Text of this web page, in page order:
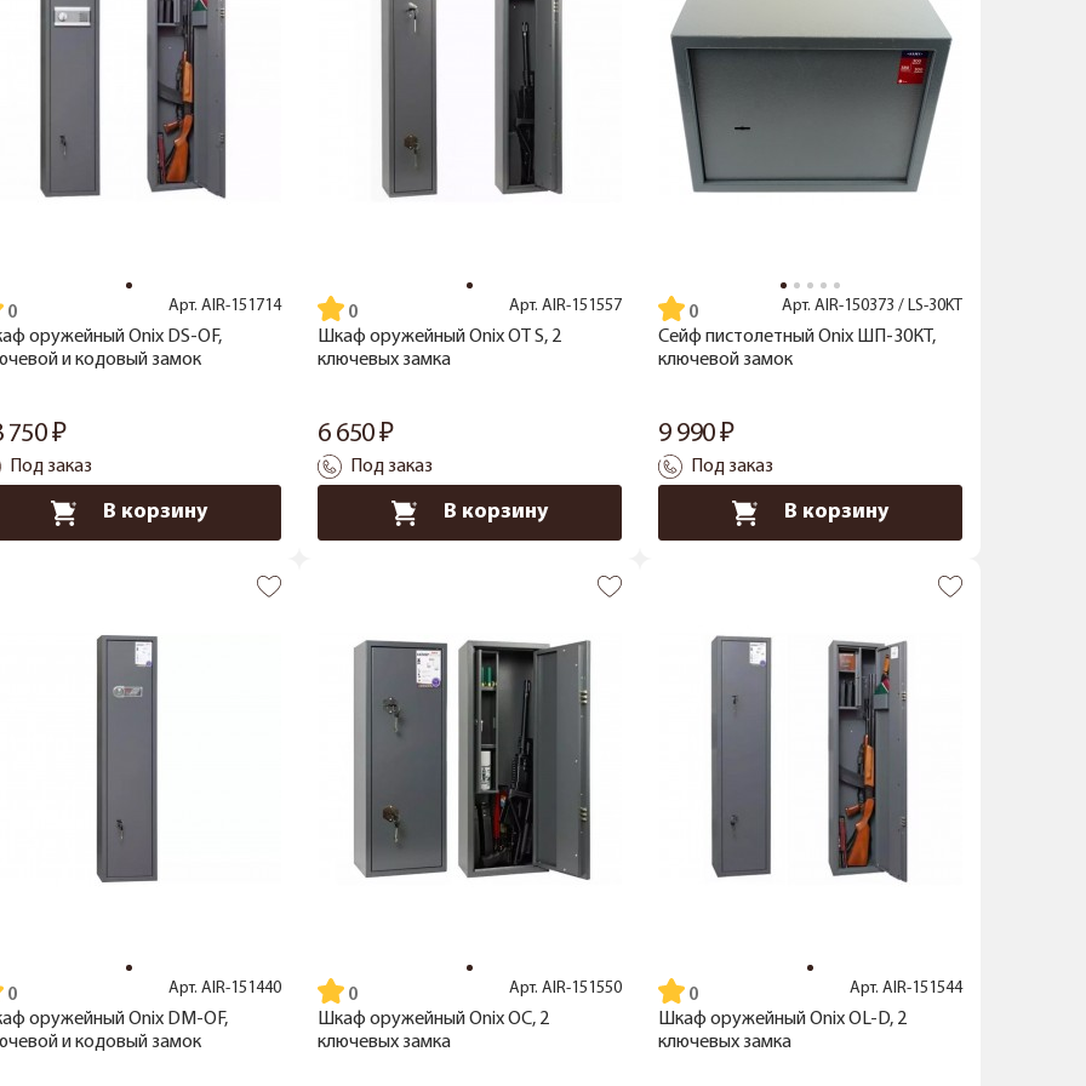
Арт. AIR-151714
оружейный Onix DS-OF,
и кодовый замок
750
Под заказ
В корзину
Арт. AIR-151557
Шкаф оружейный Onix OT S, 2
ключевых замка
6 650
Под заказ
В корзину
Арт. AIR-150373 / LS-30KT
Сейф пистолетный Onix ШП-30КТ,
ключевой замок
9 990
Под заказ
В корзину
Арт. AIR-151440
оружейный Onix DM-OF,
и кодовый замок
Арт. AIR-151550
Шкаф оружейный Onix OC, 2
ключевых замка
Арт. AIR-151544
Шкаф оружейный Onix OL-D, 2
ключевых замка